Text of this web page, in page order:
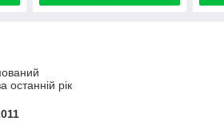
останній рік